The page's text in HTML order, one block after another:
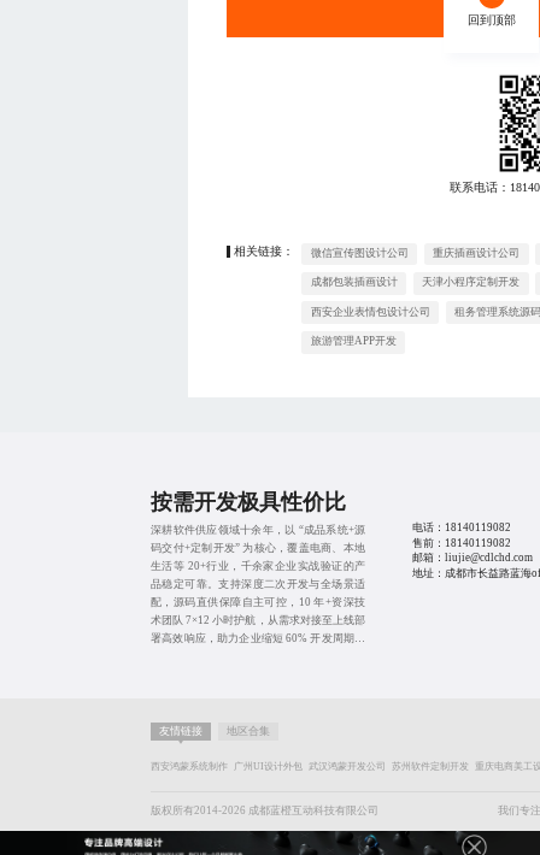
联系电话：
相关链接： 微信宣传图设计公司 重庆插画设计公司
成都包装插画设计 天津小程序定制开发
西安企业表情包设计公司 租务管理系统源
旅游管理APP开发
回到顶部
按需开发极具性价比
深耕软件供应领域十余年，以 “成品系统+源
码交付+定制开发” 为核心，覆盖电商、本地
生活等 20+行业，千余家企业实战验证的产
品稳定可靠。支持深度二次开发与全场景适
配，源码直供保障自主可控，10 年+资深技
术团队 7×12 小时护航，从需求对接至上线部
署高效响应，助力企业缩短 60% 开发周期、
电话： 18140119082
售前： 18140119082
邮箱：liujie@cdlchd.com
地址：成都市长益路蓝海
友情链接 地区合集
西安鸿蒙系统制作 广州UI设计外包 武汉鸿蒙开发公司 苏州软件定制开发 重庆电商美工
版权所有2014-2026 成都蓝橙互动科技有限公司 我们专